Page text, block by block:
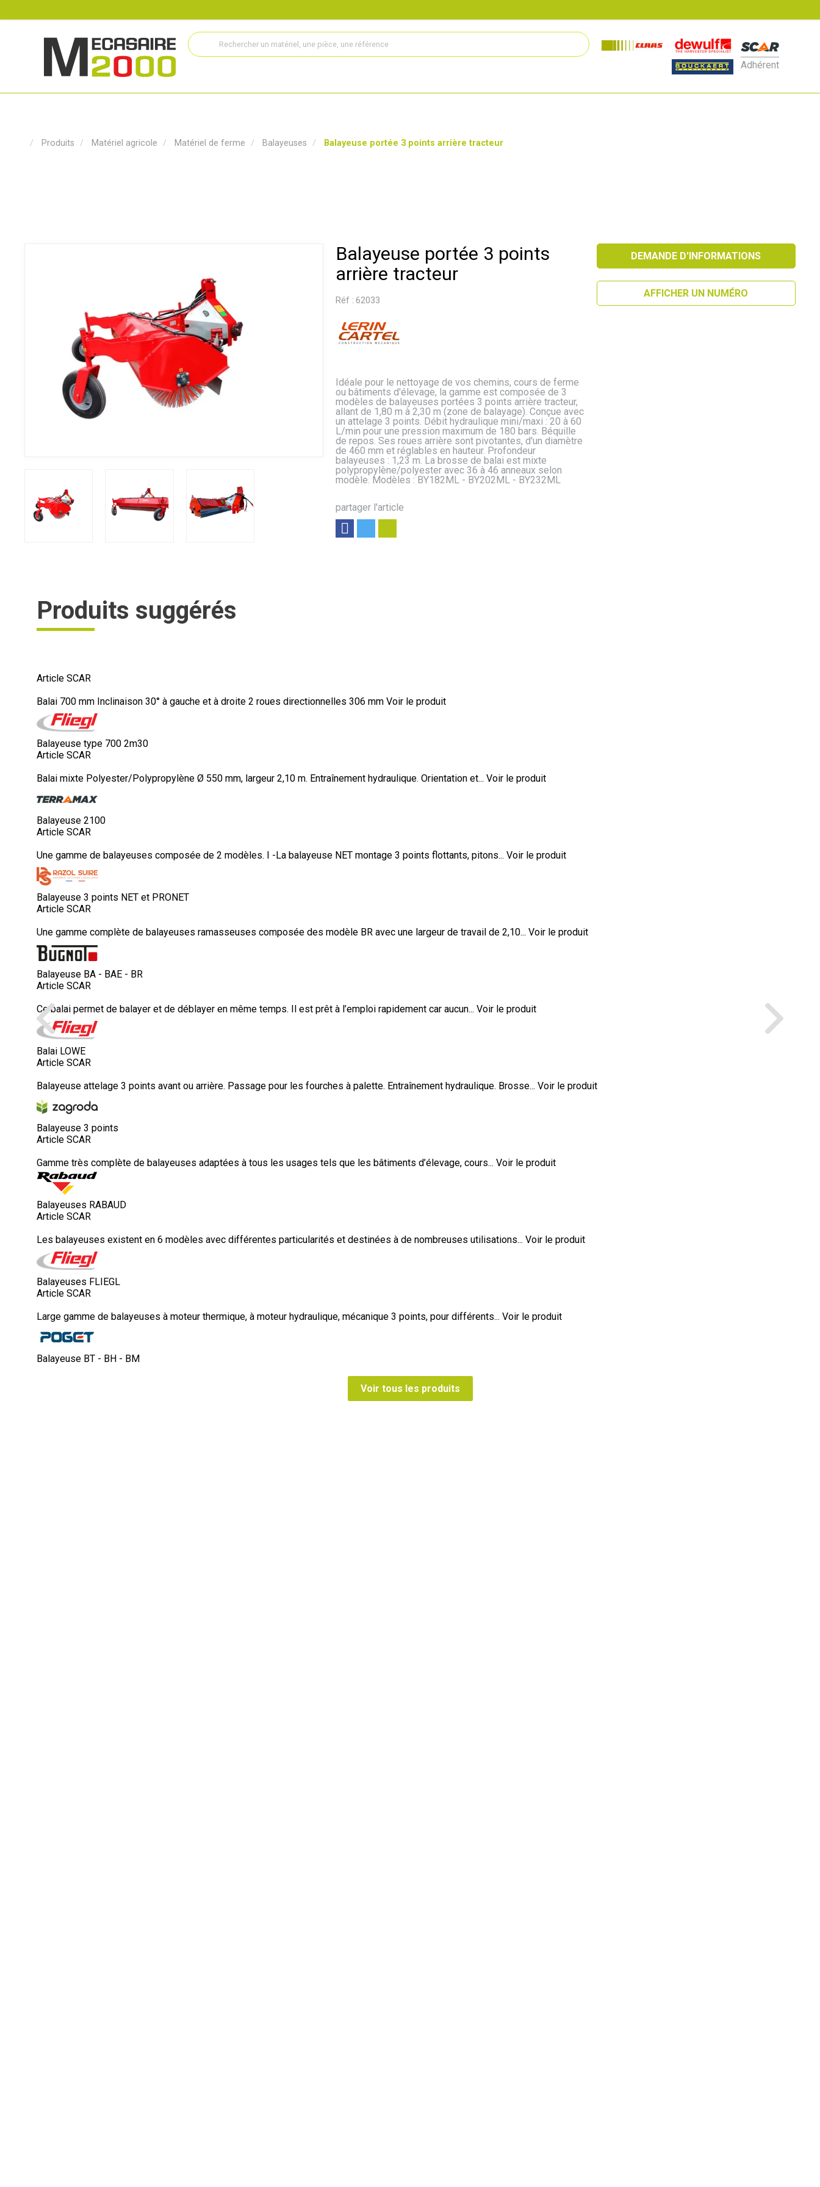
Adhérent
Produits Matériel agricole Matériel de ferme Balayeuses Balayeuse portée 3 points arrière tracteur
Balayeuse portée 3 points
arrière tracteur
Réf : 62033
partager l'article
Idéale pour le nettoyage de vos chemins, cours de ferme
ou bâtiments d'élevage, la gamme est composée de 3
modèles de balayeuses portées 3 points arrière tracteur,
allant de 1,80 m à 2,30 m (zone de balayage). Conçue avec
un attelage 3 points. Débit hydraulique mini/maxi : 20 à 60
L/min pour une pression maximum de 180 bars. Béquille
de repos. Ses roues arrière sont pivotantes, d'un diamètre
de 460 mm et réglables en hauteur. Profondeur
balayeuses : 1,23 m. La brosse de balai est mixte
polypropylène/polyester avec 36 à 46 anneaux selon
modèle. Modèles : BY182ML - BY202ML - BY232ML
DEMANDE D'INFORMATIONS
AFFICHER UN NUMÉRO
Produits suggérés
Article SCAR
Balai 700 mm Inclinaison 30° à gauche et à droite 2 roues directionnelles 306 mm Voir le produit
Balayeuse type 700 2m30
Article SCAR
Balai mixte Polyester/Polypropylène Ø 550 mm, largeur 2,10 m. Entraînement hydraulique. Orientation et... Voir le produit
Balayeuse 2100
Article SCAR
Une gamme de balayeuses composée de 2 modèles. I -La balayeuse NET montage 3 points flottants, pitons... Voir le produit
Balayeuse 3 points NET et PRONET
Article SCAR
Une gamme complète de balayeuses ramasseuses composée des modèle BR avec une largeur de travail de 2,10... Voir le produit
Balayeuse BA - BAE - BR
Article SCAR
Ce balai permet de balayer et de déblayer en même temps. Il est prêt à l’emploi rapidement car aucun... Voir le produit
Balai LOWE
Article SCAR
Balayeuse attelage 3 points avant ou arrière. Passage pour les fourches à palette. Entraînement hydraulique. Brosse... Voir le produit
Balayeuse 3 points
Article SCAR
Gamme très complète de balayeuses adaptées à tous les usages tels que les bâtiments d’élevage, cours... Voir le produit
Balayeuses RABAUD
Article SCAR
Les balayeuses existent en 6 modèles avec différentes particularités et destinées à de nombreuses utilisations... Voir le produit
Balayeuses FLIEGL
Article SCAR
Large gamme de balayeuses à moteur thermique, à moteur hydraulique, mécanique 3 points, pour différents... Voir le produit
Balayeuse BT - BH - BM
Voir tous les produits